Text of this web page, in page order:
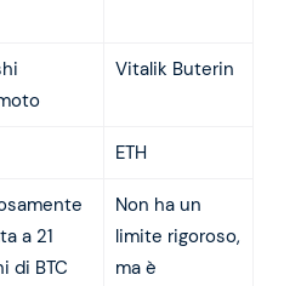
Vitalik Buterin
ETH
a 21
di BTC
Non ha un
limite rigoroso,
ma è